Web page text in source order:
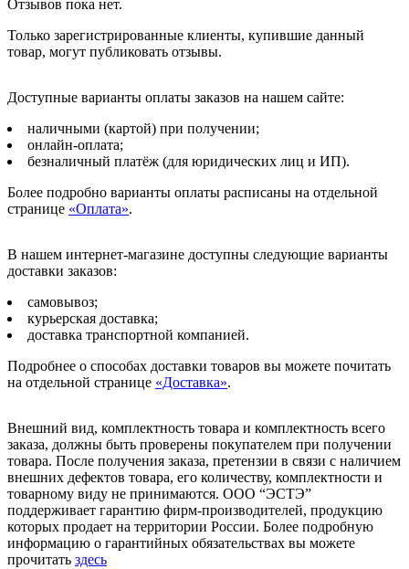
Отзывов пока нет.
Только зарегистрированные клиенты, купившие данный
товар, могут публиковать отзывы.
Доступные варианты оплаты заказов на нашем сайте:
наличными (картой) при получении;
онлайн-оплата;
безналичный платёж (для юридических лиц и ИП).
Более подробно варианты оплаты расписаны на отдельной
странице «Оплата».
В нашем интернет-магазине доступны следующие варианты
доставки заказов:
самовывоз;
курьерская доставка;
доставка транспортной компанией.
Подробнее о способах доставки товаров вы можете почитать
на отдельной странице «Доставка».
Внешний вид, комплектность товара и комплектность всего
заказа, должны быть проверены покупателем при получении
товара. После получения заказа, претензии в связи с наличием
внешних дефектов товара, его количеству, комплектности и
товарному виду не принимаются. ООО “ЭСТЭ”
поддерживает гарантию фирм-производителей, продукцию
которых продает на территории России. Более подробную
информацию о гарантийных обязательствах вы можете
прочитать здесь